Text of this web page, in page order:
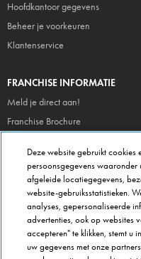
Hoofdkantoor gegevens
Beheer je voorkeuren
Klantenservice
FRANCHISE INFORMATIE
Meld je direct aan!
Franchise Brochure
OVER DOMINOS
Newsroom
Werken bij Domino's
Care Team (voor medewerkers)
Scam waarschuwing
Deze website gebruikt cookies
persoonsgegevens waaronder
afgeleide locatiegegevens,
website-gebruiksstatistieken.
analyses, gepersonaliseerde
advertenties, ook op websites
accepteren" te klikken, stemt u
uw gegevens met onze